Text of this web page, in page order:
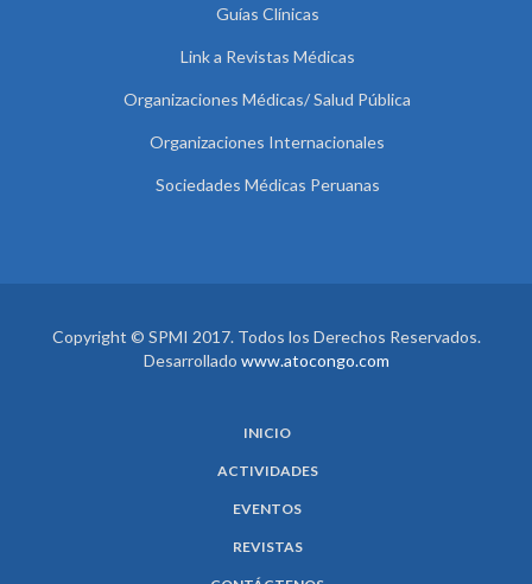
Guías Clínicas
Link a Revistas Médicas
Organizaciones Médicas/ Salud Pública
Organizaciones Internacionales
Sociedades Médicas Peruanas
Copyright © SPMI 2017. Todos los Derechos Reservados.
Desarrollado www.atocongo.com
INICIO
ACTIVIDADES
EVENTOS
REVISTAS